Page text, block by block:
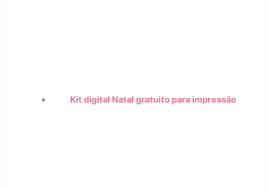
Kit digital Natal gratuito para impressão